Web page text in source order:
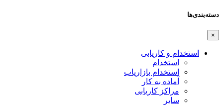
دسته‌بندی‌ها
×
استخدام و کاریابی
استخدام
استخدام بازاریاب
آماده به کار
مراکز کاریابی
سایر